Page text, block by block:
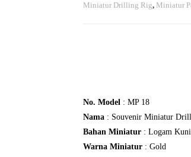
Miniatur Drilling Rig, Miniatur
No. Model : MP 18
Nama : Souvenir Miniatur
Bahan Miniatur : Logam
Warna Miniatur : Gold